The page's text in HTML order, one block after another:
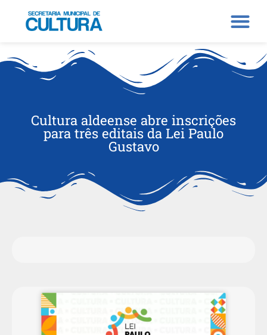
Cultura aldeense abre inscrições
para três editais da Lei Paulo
Gustavo